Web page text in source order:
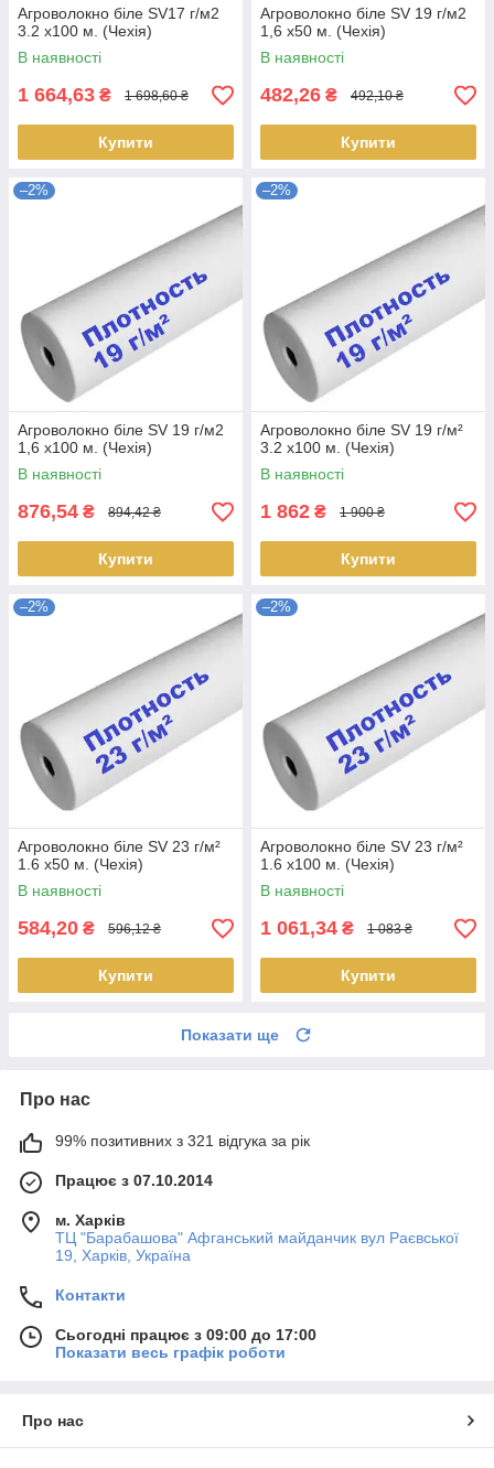
Агроволокно біле SV17 г/м2
3.2 х100 м. (Чехія)
В наявності
1 664,63 ₴ 1 698,60 ₴
Купити
Агроволокно біле SV 19 г/м2
1,6 х50 м. (Чехія)
В наявності
482,26 ₴ 492,10 ₴
Купити
–2%
Агроволокно біле SV 19 г/м2
1,6 х100 м. (Чехія)
В наявності
876,54 ₴ 894,42 ₴
Купити
–2%
Агроволокно біле SV 19 г/м²
3.2 х100 м. (Чехія)
В наявності
1 862 ₴ 1 900 ₴
Купити
–2%
Агроволокно біле SV 23 г/м²
1.6 х50 м. (Чехія)
В наявності
584,20 ₴ 596,12 ₴
Купити
–2%
Агроволокно біле SV 23 г/м²
1.6 х100 м. (Чехія)
В наявності
1 061,34 ₴ 1 083 ₴
Купити
Показати ще
Про нас
99% позитивних з 321 відгука за рік
Працює з 07.10.2014
м. Харків
ТЦ "Барабашова" Афганський майданчик вул Раєвської
19, Харків, Україна
Контакти
Сьогодні працює з 09:00 до 17:00
Показати весь графік роботи
Про нас